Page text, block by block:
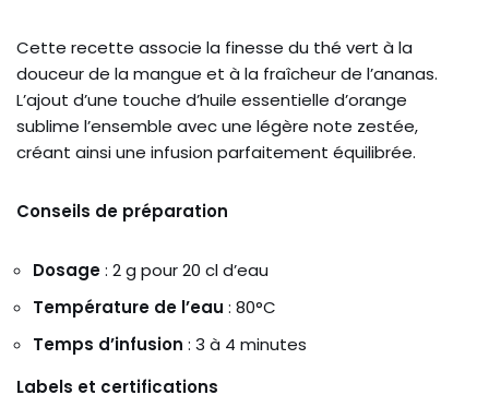
Cette recette associe la finesse du thé vert à la
douceur de la mangue et à la fraîcheur de l’ananas.
L’ajout d’une touche d’huile essentielle d’orange
sublime l’ensemble avec une légère note zestée,
créant ainsi une infusion parfaitement équilibrée.
Conseils de préparation
Dosage: 2 g pour 20 cl d’eau
Température de l’eau : 80°C
Temps d’infusion : 3 à 4 minutes
Labels et certifications